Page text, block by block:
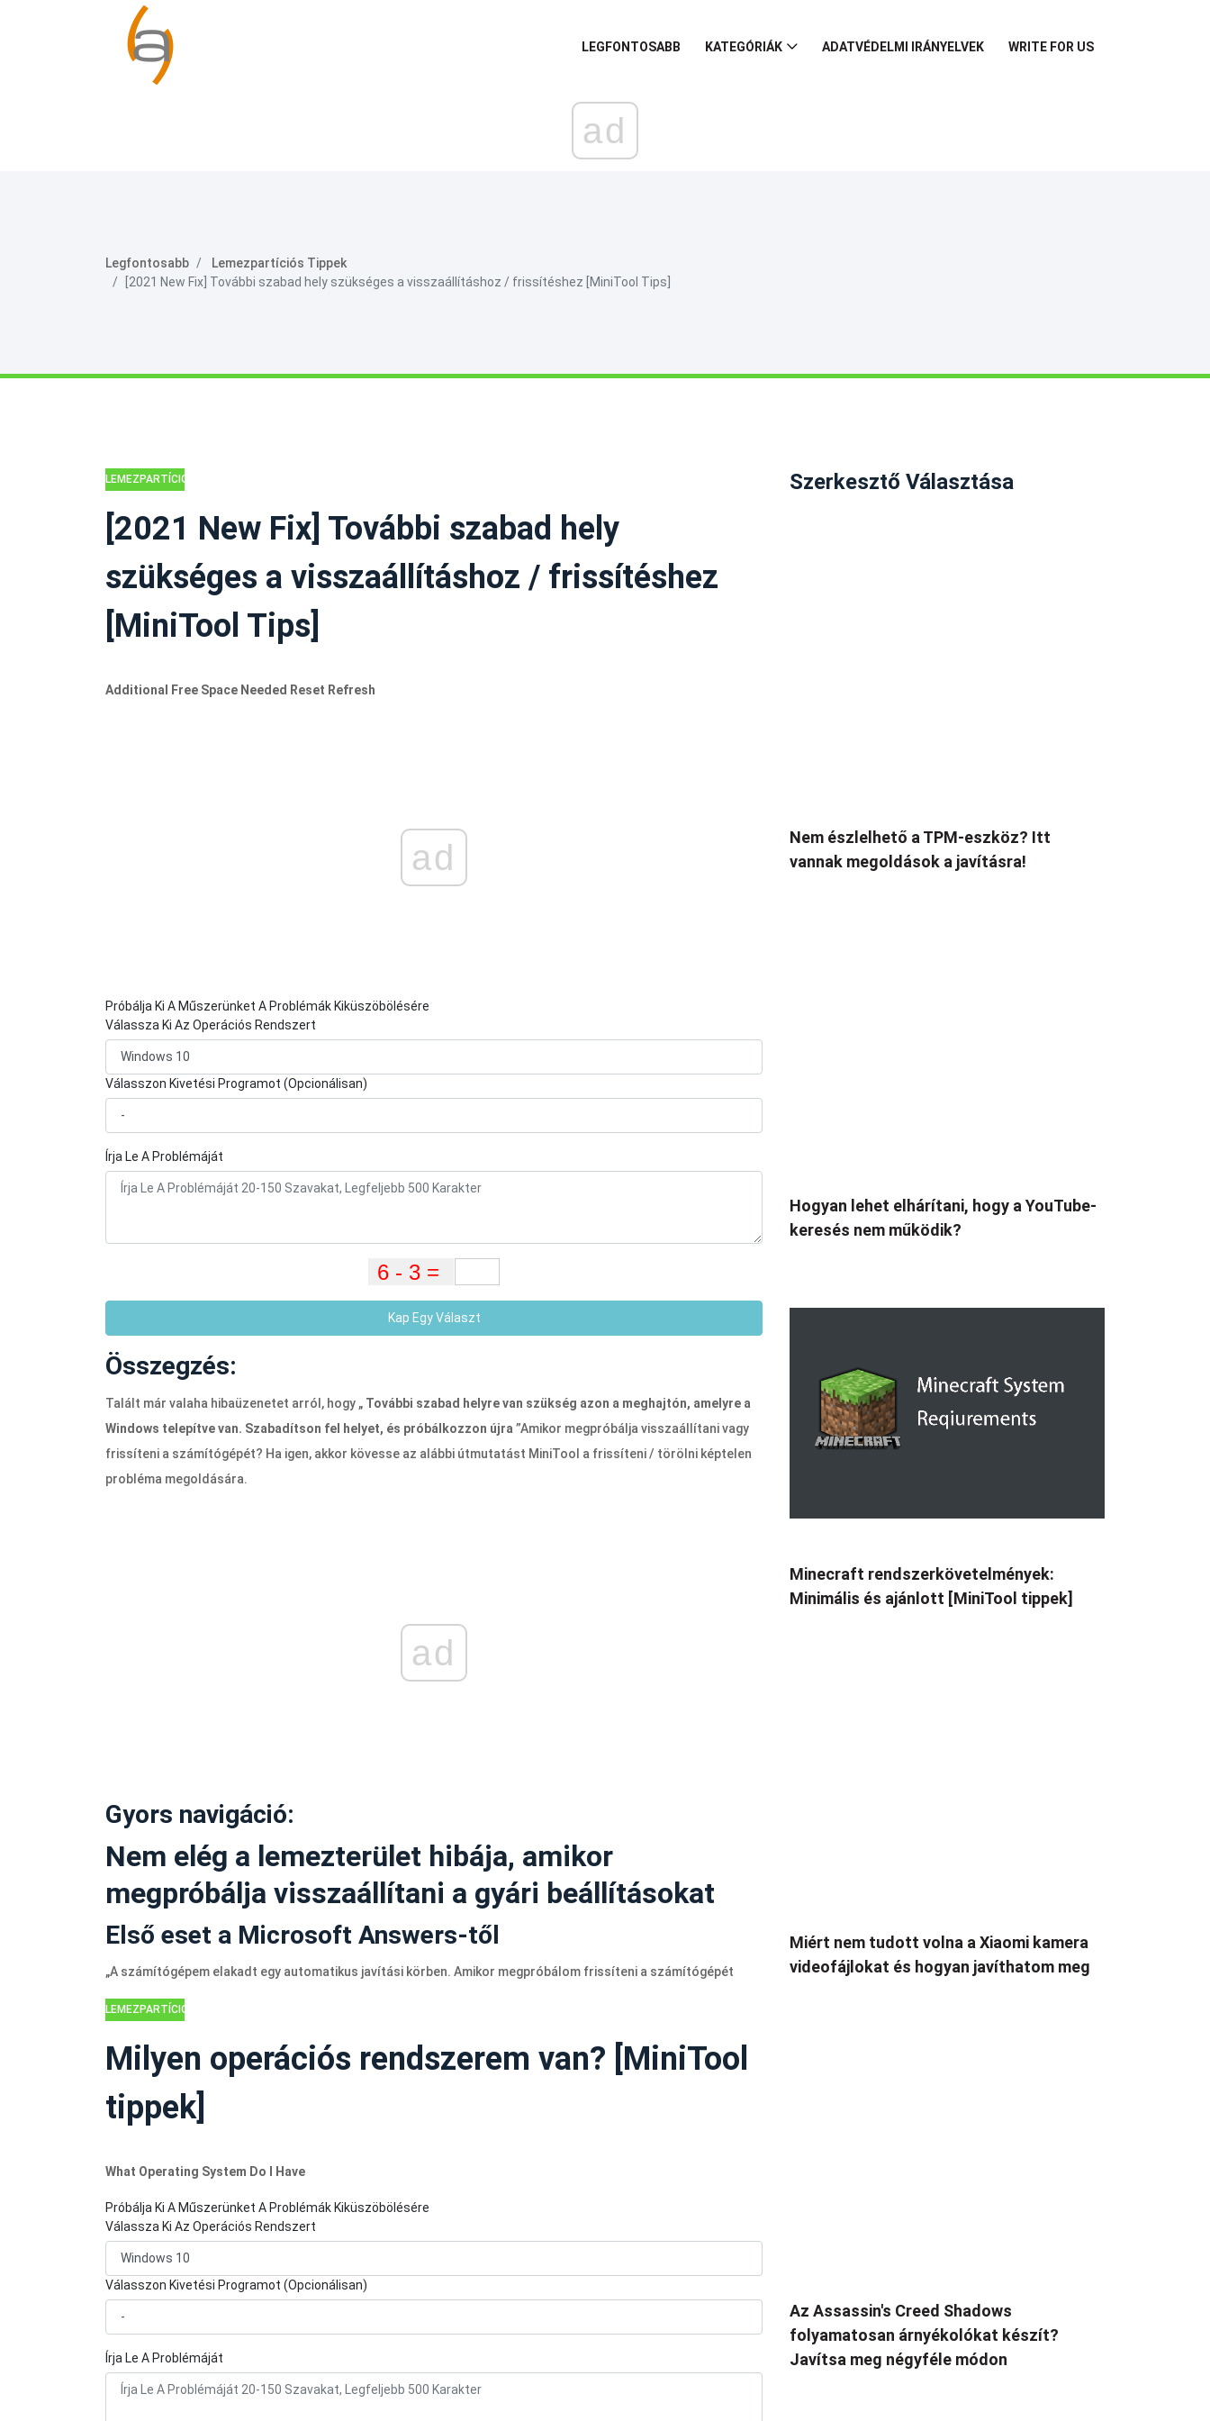
LEGFONTOSABB KATEGÓRIÁK ADATVÉDELMI IRÁNYELVEK WRITE FOR US
ad
Legfontosabb
Lemezpartíciós Tippek
[2021 New Fix] További szabad hely szükséges a visszaállításhoz / frissítéshez [MiniTool Tips]
LEMEZPARTÍCIÓS
[2021 New Fix] További szabad hely
szükséges a visszaállításhoz / frissítéshez
[MiniTool Tips]
Additional Free Space Needed Reset Refresh
ad
Próbálja Ki A Műszerünket A Problémák Kiküszöbölésére
Válassza Ki Az Operációs Rendszert
Válasszon Kivetési Programot (Opcionálisan)
Írja Le A Problémáját
Kap Egy Választ
Összegzés:
Talált már valaha hibaüzenetet arról, hogy „ További szabad helyre van szükség azon a meghajtón, amelyre a
Windows telepítve van. Szabadítson fel helyet, és próbálkozzon újra ”Amikor megpróbálja visszaállítani vagy
frissíteni a számítógépét? Ha igen, akkor kövesse az alábbi útmutatást MiniTool a frissíteni / törölni képtelen
probléma megoldására.
ad
Gyors navigáció:
Nem elég a lemezterület hibája, amikor
megpróbálja visszaállítani a gyári beállításokat
Első eset a Microsoft Answers-től
„A számítógépem elakadt egy automatikus javítási körben. Amikor megpróbálom frissíteni a számítógépét
LEMEZPARTÍCIÓS
Milyen operációs rendszerem van? [MiniTool
tippek]
What Operating System Do I Have
Próbálja Ki A Műszerünket A Problémák Kiküszöbölésére
Válassza Ki Az Operációs Rendszert
Válasszon Kivetési Programot (Opcionálisan)
Írja Le A Problémáját
Szerkesztő Választása
Nem észlelhető a TPM-eszköz? Itt
vannak megoldások a javításra!
Hogyan lehet elhárítani, hogy a YouTube-
keresés nem működik?
Minecraft rendszerkövetelmények:
Minimális és ajánlott [MiniTool tippek]
Miért nem tudott volna a Xiaomi kamera
videofájlokat és hogyan javíthatom meg
Az Assassin's Creed Shadows
folyamatosan árnyékolókat készít?
Javítsa meg négyféle módon